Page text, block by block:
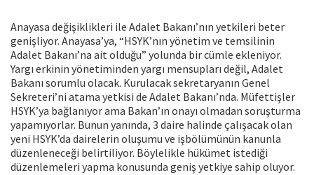
Anayasa değişiklikleri ile Adalet Bakanı’nın yetkileri beter
genişliyor. Anayasa’ya, “HSYK’nın yönetim ve temsilinin
Adalet Bakanı’na ait olduğu” yolunda bir cümle ekleniyor.
Yargı erkinin yönetiminden yargı mensupları değil, Adalet
Bakanı sorumlu olacak. Kurulacak sekretaryanın Genel
Sekreteri’ni atama yetkisi de Adalet Bakanı’nda. Müfettişler
HSYK’ya bağlanıyor ama Bakan’ın onayı olmadan soruşturma
yapamıyorlar. Bunun yanında, 3 daire halinde çalışacak olan
yeni HSYK’da dairelerin oluşumu ve işbölümünün kanunla
düzenleneceği belirtiliyor. Böylelikle hükümet istediği
düzenlemeleri yapma konusunda geniş yetkiye sahip oluyor.